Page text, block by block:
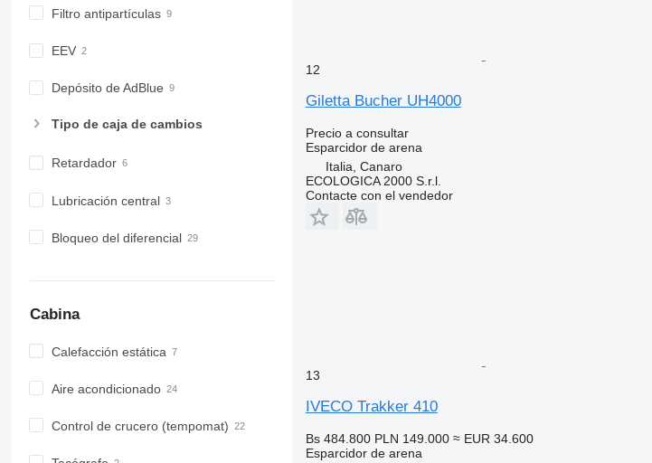
Filtro antipartículas
EEV
Depósito de AdBlue
Tipo de caja de cambios
Retardador
Lubricación central
Bloqueo del diferencial
Cabina
Calefacción estática
Aire acondicionado
Control de crucero (tempomat)
12
Giletta Bucher UH4000
Precio a consultar
Esparcidor de arena
Italia, Canaro
ECOLOGICA 2000 S.r.l.
Contacte con el vendedor
13
IVECO Trakker 410
Bs 484.800 PLN 149.000 ≈ EUR 34.600
Esparcidor de arena